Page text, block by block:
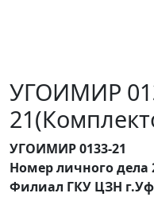
УГОИМИР
УГОИМИР 0133-21
Номер личного дела
Филиал ГКУ ЦЗН